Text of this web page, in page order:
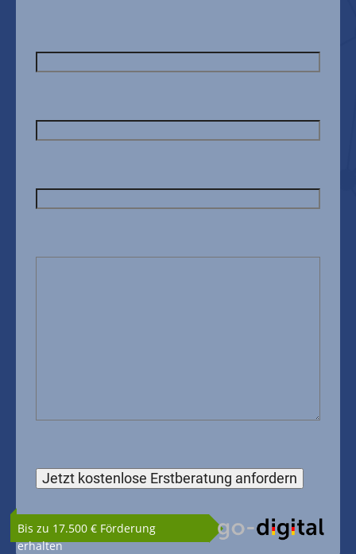
Bis zu 17.500 € Förderung
erhalten